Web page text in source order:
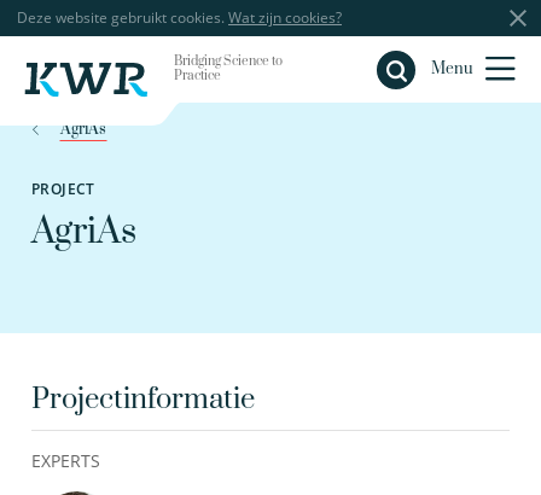
Deze website gebruikt cookies. Wat zijn cookies?
Bridging Science to
Practice
Menu
Sluiten
AgriAs
PROJECT
AgriAs
Projectinformatie
EXPERTS